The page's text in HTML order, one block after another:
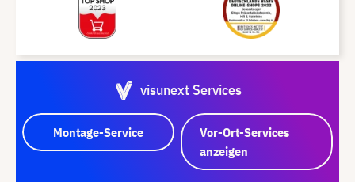
visunext Services
Montage-Service
Vor-Ort-Services
anzeigen